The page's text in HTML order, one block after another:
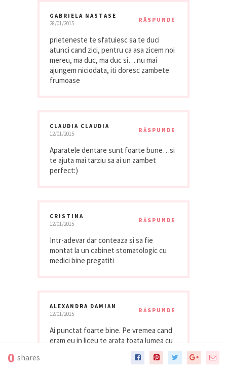
GABRIELA NASTASE
28/01/2015
RĂSPUNDE
prieteneste te sfatuiesc sa te duci
atunci cand zici, pentru ca asa zicem noi
mereu, ma duc, ma duc si….nu mai
ajungem niciodata, iti doresc zambete
frumoase
CLAUDIA CLAUDIA
12/01/2015
RĂSPUNDE
Aparatele dentare sunt foarte bune…si
te ajuta mai tarziu sa ai un zambet
perfect:)
CRISTINA
12/01/2015
RĂSPUNDE
Intr-adevar dar conteaza si sa fie
montat la un cabinet stomatologic cu
medici bine pregatiti
ALEXANDRA DAMIAN
12/01/2015
RĂSPUNDE
Ai punctat foarte bine. Pe vremea cand
eram eu in liceu te arata toata lumea cu
degetul. Acum este o moda. Si daca
aparatul este si colorat parca are si mai
0 shares